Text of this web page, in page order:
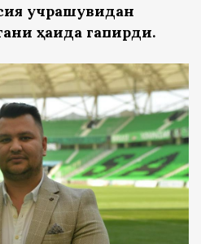
учрашувидан
ҳақида гапирди.